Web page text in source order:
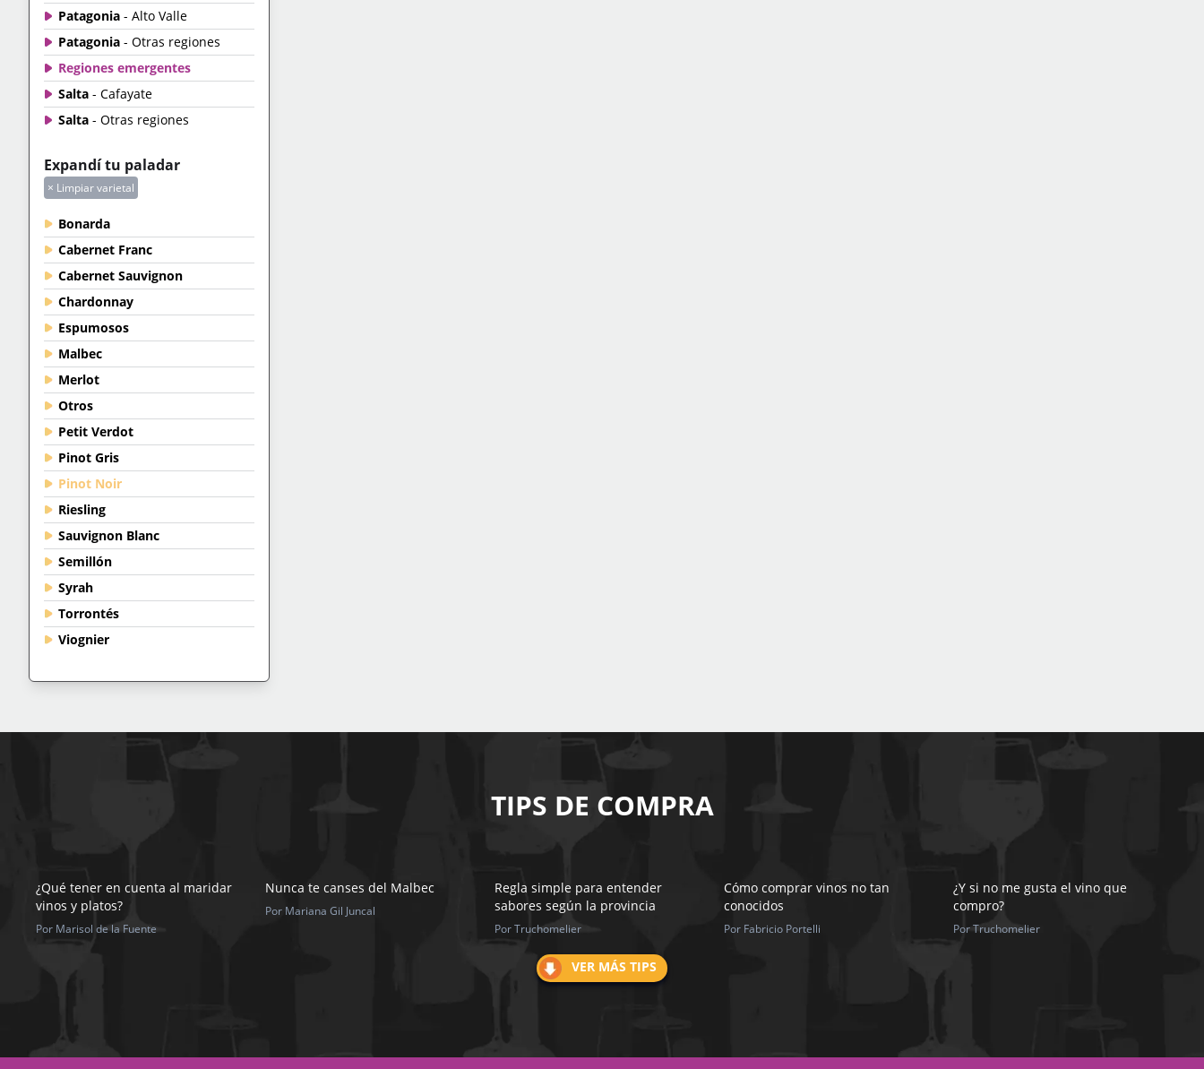
Patagonia - Alto Valle
Patagonia - Otras regiones
Regiones emergentes
Salta - Cafayate
Salta - Otras regiones
Expandí tu paladar
× Limpiar varietal
Bonarda
Cabernet Franc
Cabernet Sauvignon
Chardonnay
Espumosos
Malbec
Merlot
Otros
Petit Verdot
Pinot Gris
Pinot Noir
Riesling
Sauvignon Blanc
Semillón
Syrah
Torrontés
Viognier
TIPS DE COMPRA
¿Qué tener en cuenta al maridar
vinos y platos?
Por Marisol de la Fuente
Nunca te canses del Malbec
Por Mariana Gil Juncal
Regla simple para entender
sabores según la provincia
Por Truchomelier
Cómo comprar vinos no tan
conocidos
Por Fabricio Portelli
¿Y si no me gusta el vino que
compro?
Por Truchomelier
VER MÁS TIPS